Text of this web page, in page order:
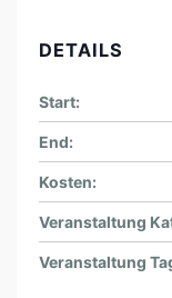
DETAILS
Start:
End:
Kosten:
Veranstaltung
Veranstaltung